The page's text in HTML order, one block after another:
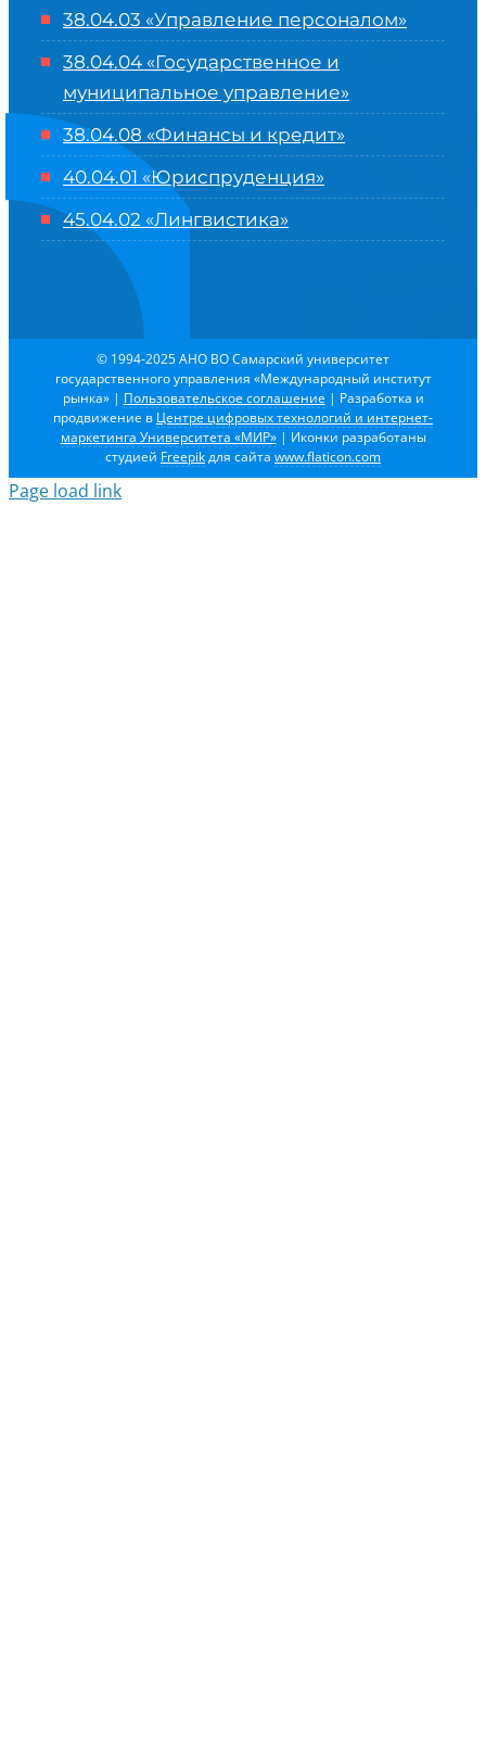
38.04.03 «Управление персоналом»
38.04.04 «Государственное и
муниципальное управление»
38.04.08 «Финансы и кредит»
40.04.01 «Юриспруденция»
45.04.02 «Лингвистика»
© 1994-2025 АНО ВО Самарский университет
государственного управления «Международный институт
рынка» | Пользовательское соглашение | Разработка и
продвижение в Центре цифровых технологий и интернет-
маркетинга Университета «МИР»| Иконки разработаны
студией Freepikдля сайта www.flaticon.com
Page load link